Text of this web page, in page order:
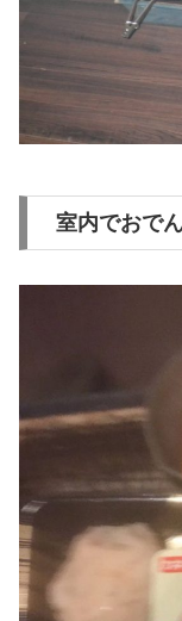
室内でおで